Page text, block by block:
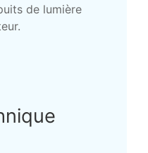
de lumière